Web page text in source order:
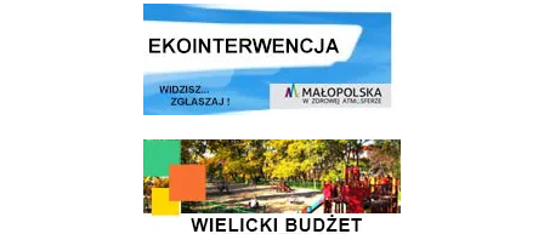
link do strony ekointerwencja dot.- powietrza
link do strony - Wielicki Budżet Obywatelski